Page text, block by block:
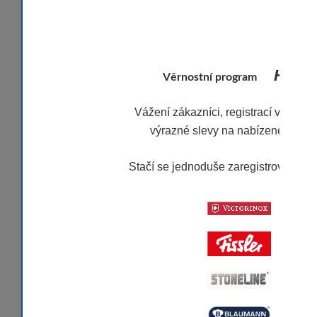
Stěrka silikonová 24cm,
Věrnostní programHonor
Vážení zákazníci, registrací v
výrazné slevy na nabízené
Stačí se jednoduše zaregistrovat.